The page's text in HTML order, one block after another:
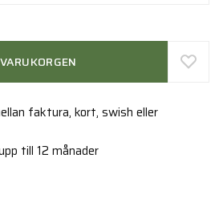
faktura, kort, swish eller
till 12 månader